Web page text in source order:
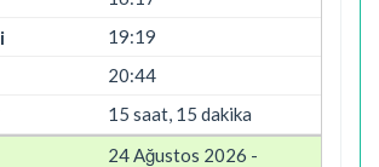
19:19
20:44
15 saat, 15 dakika
24 Ağustos 2026 -